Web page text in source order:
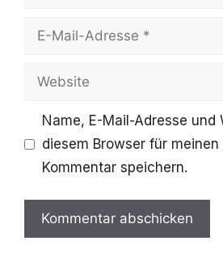
Adresse
Website
Name, E-Mail-Adresse und
diesem Browser für
Kommentar speichern.